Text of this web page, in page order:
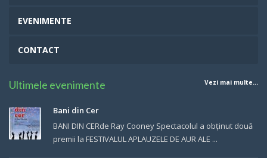
EVENIMENTE
CONTACT
Ultimele evenimente Vezi mai multe...
Bani din Cer
BANI DIN CERde Ray Cooney Spectacolul a obținut două
premii la FESTIVALUL APLAUZELE DE AUR ALE ...